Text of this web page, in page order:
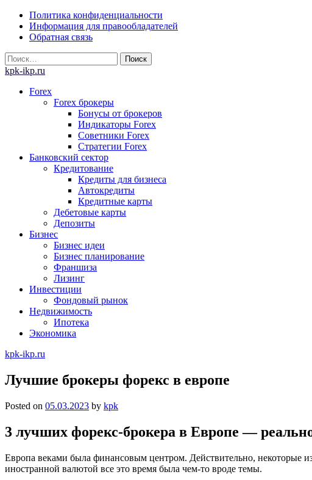
Skip
content
Политика конфиденциальности
Информация для правообладателей
Обратная связь
Найти:
kpk-ikp.ru
Forex
Forex брокеры
Бонусы от брокеров
Индикаторы Forex
Советники Forex
Стратегии Forex
Банковский сектор
Кредитование
Кредиты для бизнеса
Автокредиты
Кредитные карты
Дебетовые карты
Депозиты
Бизнес
Бизнес идеи
Бизнес планирование
Франшиза
Лизинг
Инвестиции
Фондовый рынок
Недвижимость
Ипотека
Экономика
kpk-ikp.ru
Лучшие брокеры форекс в европе
Posted on 05.03.2023 by kpk
3 лучших форекс-брокера в Европе —
Европа веками была финансовым центром. Действительно, некоторые
иностранной валютой все это время была чем-то вроде темы.